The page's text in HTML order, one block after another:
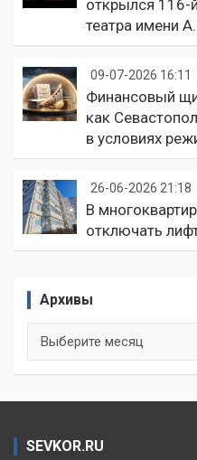
открылся 116-
театра имени
09-07-2026 16:11
Финансовый
как
в условиях
26-06-2026 21:18
В
отключать
Архивы
SEVKOR.RU